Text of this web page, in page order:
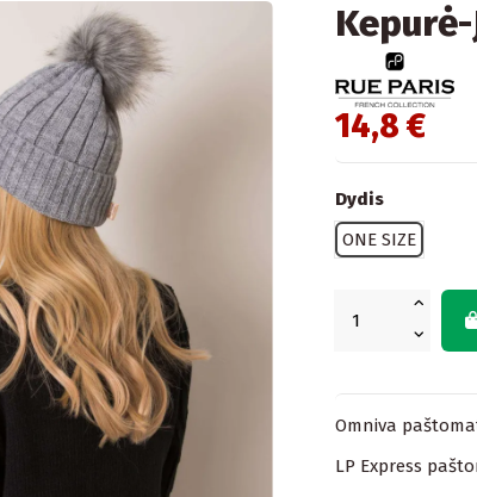
14,8 €
Dydis
ONE SIZE
Omniva
LP Express